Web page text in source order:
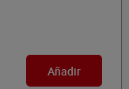
Añadir